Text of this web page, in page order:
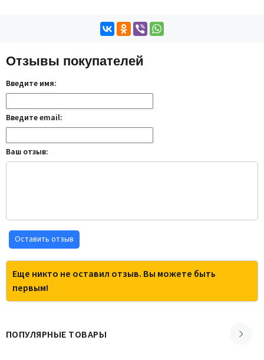
Отзывы покупателей
Введите имя:
Введите email:
Ваш отзыв:
Оставить отзыв
Еще никто не оставил отзыв. Вы можете быть
первым!
ПОПУЛЯРНЫЕ ТОВАРЫ